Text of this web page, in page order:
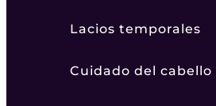
Lacios temporales
Cuidado del cabello